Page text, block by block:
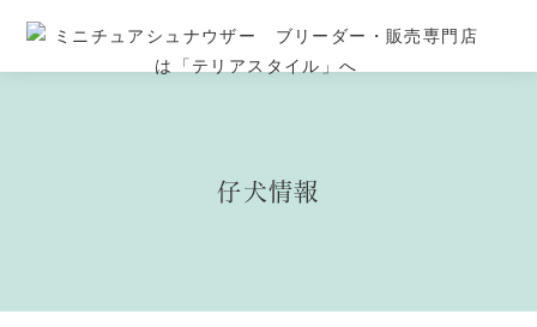
仔犬情報